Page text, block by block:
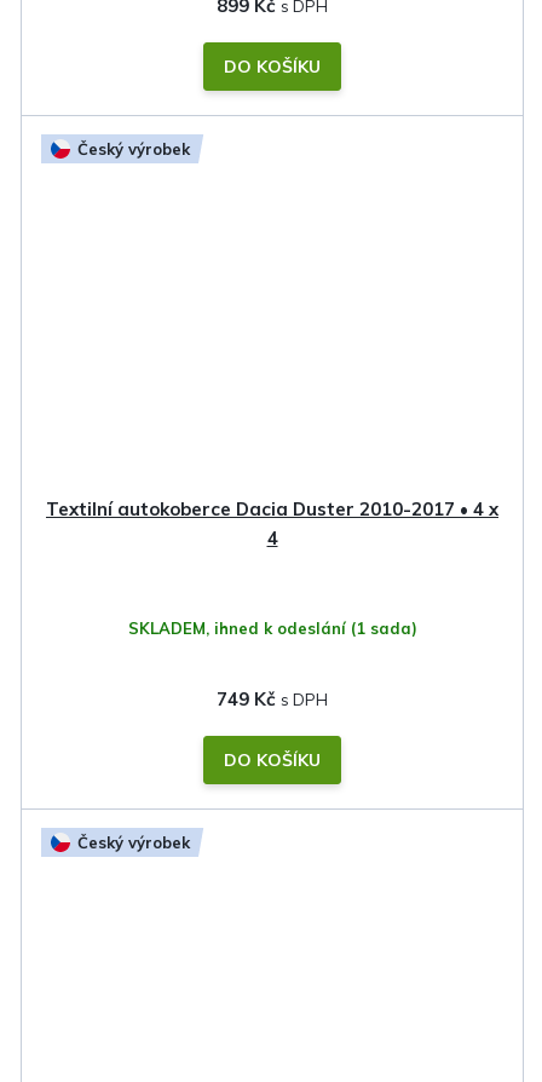
899 Kč
DO KOŠÍKU
Český výrobek
Textilní autokoberce Dacia Duster 2010-2017 • 4 x
4
SKLADEM, ihned k odeslání (1 sada)
749 Kč
DO KOŠÍKU
Český výrobek